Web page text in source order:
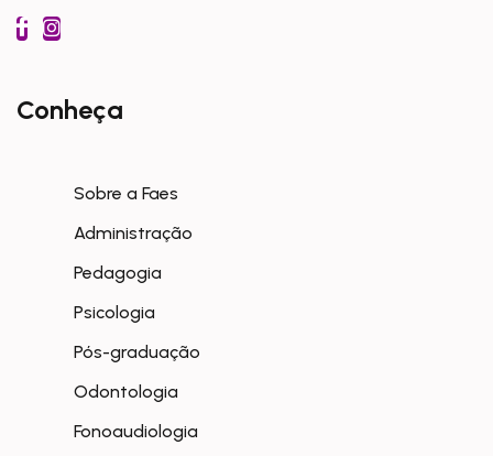
Conheça
Sobre a Faes
Administração
Pedagogia
Psicologia
Pós-graduação
Odontologia
Fonoaudiologia